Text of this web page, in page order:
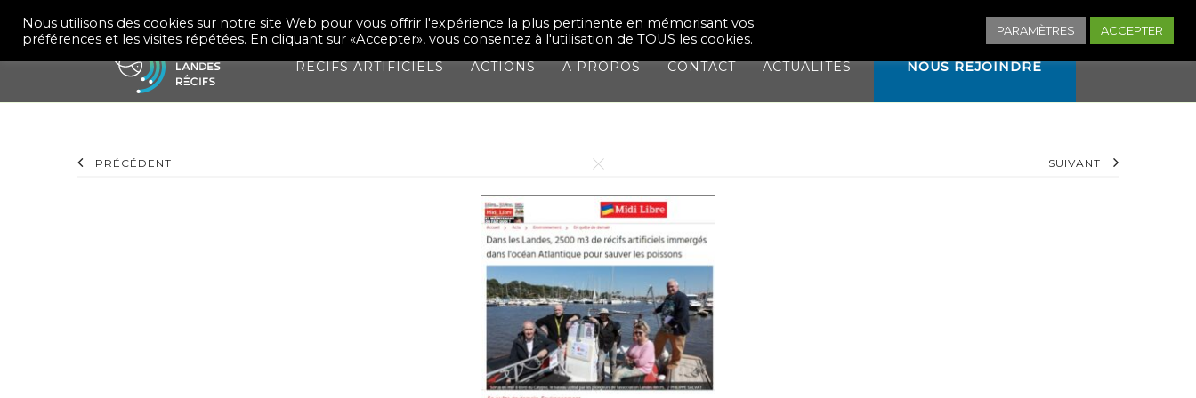
RÉCIFS ARTIFICIELS ACTIONS À PROPOS CONTACT ACTUALITÉS NOUS REJOINDRE
PRÉCÉDENT SUIVANT
Nous utilisons des cookies sur notre site Web pour vous offrir l'expérience la plus pertinente en mémorisant vos
préférences et les visites répétées. En cliquant sur «Accepter», vous consentez à l'utilisation de TOUS les cookies.
PARAMÈTRES ACCEPTER